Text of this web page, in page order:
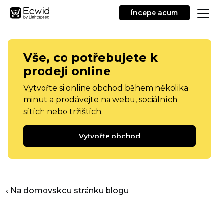
Începe acum
Vše, co potřebujete k
prodeji online
Vytvořte si online obchod během několika
minut a prodávejte na webu, sociálních
sítích nebo tržištích.
Vytvořte obchod
‹ Na domovskou stránku blogu